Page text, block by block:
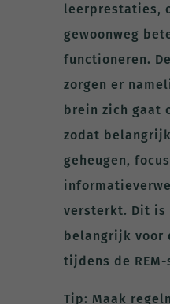
leerprestaties,
gewoonweg
functioneren.
zorgen er
brein zich gaat
zodat
geheugen,
versterkt. Dit is
belangrijk voor
tijdens de REM-
Tip: Maak